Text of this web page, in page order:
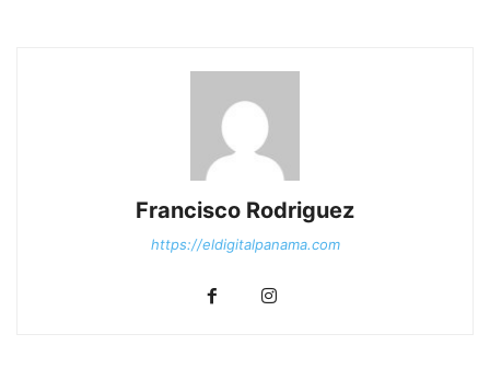
Francisco Rodriguez
https://eldigitalpanama.com